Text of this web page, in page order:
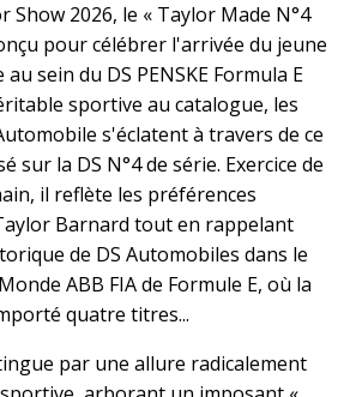
Show 2026, le « Taylor Made N°4
pour célébrer l'arrivée du jeune
sein du DS PENSKE Formula E
sportive au catalogue, les
s'éclatent à travers de ce
sur la DS N°4 de série. Exercice de
il reflète les préférences
Barnard tout en rappelant
de DS Automobiles dans le
ABB FIA de Formule E, où la
quatre titres...
par une allure radicalement